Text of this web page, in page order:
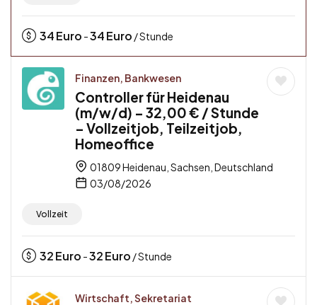
34Euro -34Euro / Stunde
Finanzen, Bankwesen
Controller für Heidenau
(m/w/d) – 32,00 € / Stunde
– Vollzeitjob, Teilzeitjob,
Homeoffice
01809 Heidenau, Sachsen, Deutschland
03/08/2026
Vollzeit
32Euro -32Euro / Stunde
Wirtschaft, Sekretariat